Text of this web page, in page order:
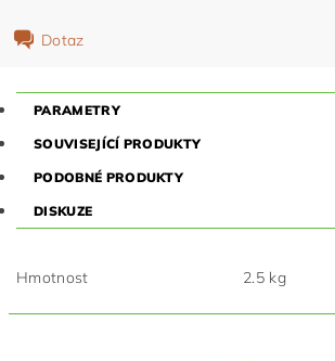
Dotaz
PARAMETRY
SOUVISEJÍCÍ PRODUKTY
PODOBNÉ PRODUKTY
DISKUZE
Hmotnost 2.5 kg